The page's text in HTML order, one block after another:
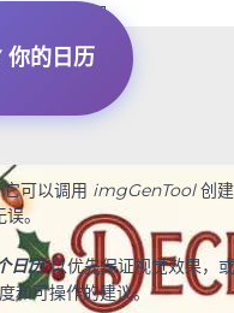
的正确日期。
的日历
可以调用 imgGenTool创建
。
日历”以优先保证视觉效果，
和可操作的建议。